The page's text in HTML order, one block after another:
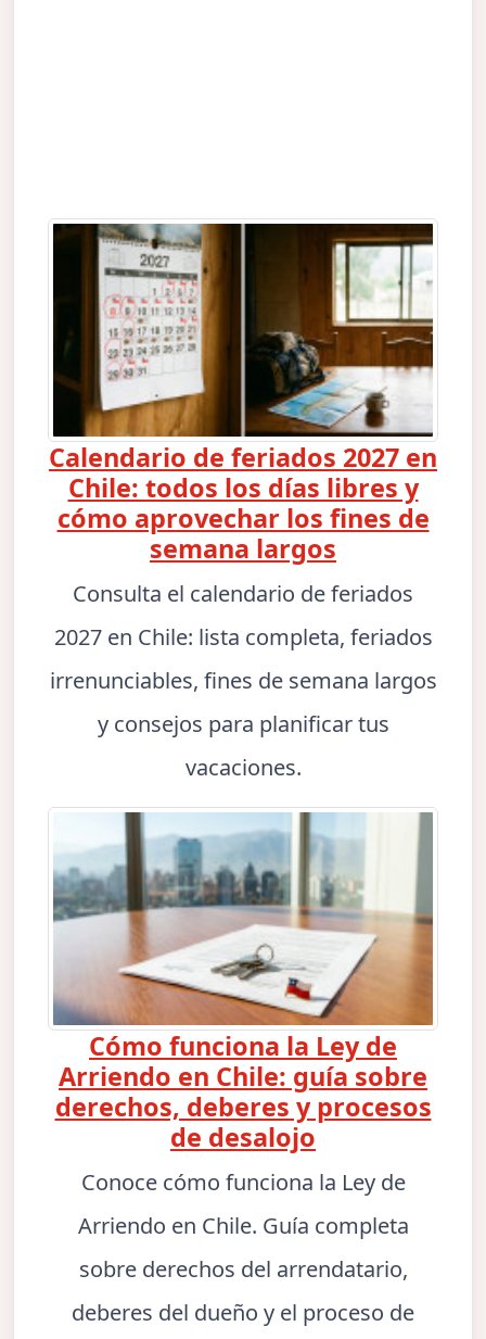
Calendario de feriados 2027 en
Chile: todos los días libres y
cómo aprovechar los fines de
semana largos
Consulta el calendario de feriados
2027 en Chile: lista completa, feriados
irrenunciables, fines de semana largos
y consejos para planificar tus
vacaciones.
Cómo funciona la Ley de
Arriendo en Chile: guía sobre
derechos, deberes y procesos
de desalojo
Conoce cómo funciona la Ley de
Arriendo en Chile. Guía completa
sobre derechos del arrendatario,
deberes del dueño y el proceso de